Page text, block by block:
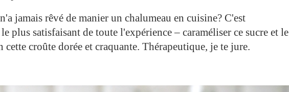
jamais rêvé de manier un chalumeau en cuisine? C'est
plus satisfaisant de toute l'expérience – caraméliser ce sucre et le
cette croûte dorée et craquante. Thérapeutique, je te jure.